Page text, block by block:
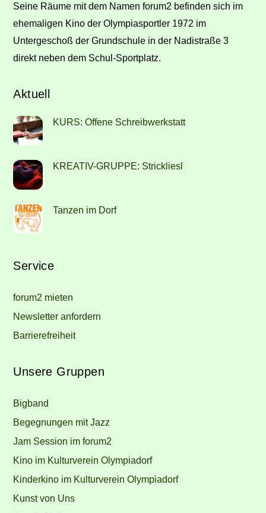
Seine Räume mit dem Namen forum2 befinden sich im
ehemaligen Kino der Olympiasportler 1972 im
Untergeschoß der Grundschule in der Nadistraße 3
direkt neben dem Schul-Sportplatz.
Aktuell
KURS: Offene Schreibwerkstatt
KREATIV-GRUPPE: Strickliesl
Tanzen im Dorf
Service
forum2 mieten
Newsletter anfordern
Barrierefreiheit
Unsere Gruppen
Bigband
Begegnungen mit Jazz
Jam Session im forum2
Kino im Kulturverein Olympiadorf
Kinderkino im Kulturverein Olympiadorf
Kunst von Uns